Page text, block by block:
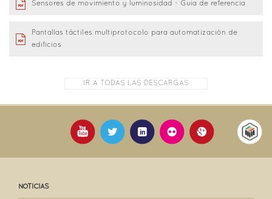
Sensores de movimiento y luminosidad - Guia de referencia
Pantallas táctiles multiprotocolo para automatización de
edificios
IR A TODAS LAS DESCARGAS
NOTICIAS